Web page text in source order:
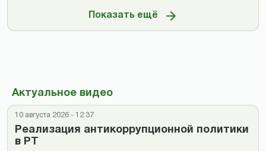
Показать ещё
Актуальное видео
10 августа 2026 - 12:37
Реализация антикоррупционной политики
в РТ